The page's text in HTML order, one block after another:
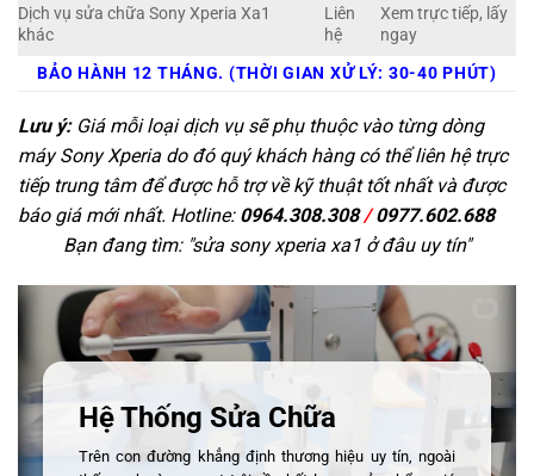
Dịch vụ sửa chữa Sony Xperia Xa1
khác
Liên
hệ
Xem trực tiếp, lấy
ngay
BẢO HÀNH 12 THÁNG. (THỜI GIAN XỬ LÝ: 30-40 PHÚT)
Lưu ý:Giá mỗi loại dịch vụ sẽ phụ thuộc vào từng dòng
máy Sony Xperia do đó quý khách hàng có thể liên hệ trực
tiếp trung tâm để được hỗ trợ về kỹ thuật tốt nhất và được
báo giá mới nhất. Hotline: 0964.308.308/0977.602.688
Bạn đang tìm: "sửa sony xperia xa1 ở đâu uy tín"
Hệ Thống Sửa Chữa
Trên con đường khẳng định thương hiệu uy tín, ngoài